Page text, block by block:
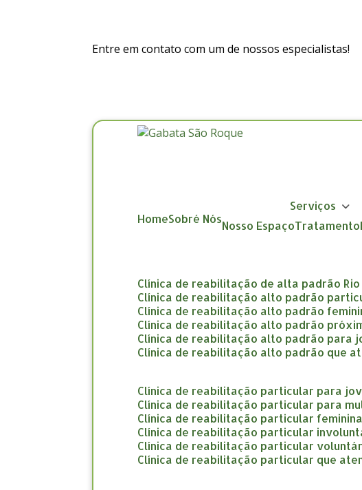
Entre em contato com um de nossos especialistas!
Home Sobré Nós
Serviços
Nosso Espaço
Tratamento
clínica de reabilitação de alta padrão
clínica de reabilitação alto padrão
clínica de reabilitação alto padrão
clínica de reabilitação alto padrão
clínica de reabilitação alto padrão para
clínica de reabilitação alto padrão que
clínica de reabilitação particular para
clínica de reabilitação particular para
clínica de reabilitação particular feminina
clínica de reabilitação particular
clínica de reabilitação particular
clínica de reabilitação particular que